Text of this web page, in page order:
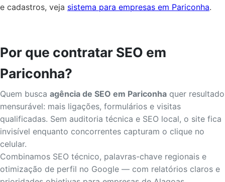
e cadastros, veja sistema para empresas em Pariconha.
Por que contratar SEO em
Pariconha?
Quem busca agência de SEO em Pariconha quer resultado
mensurável: mais ligações, formulários e visitas
qualificadas. Sem auditoria técnica e SEO local, o site fica
invisível enquanto concorrentes capturam o clique no
celular.
Combinamos SEO técnico, palavras-chave regionais e
otimização de perfil no Google — com relatórios claros e